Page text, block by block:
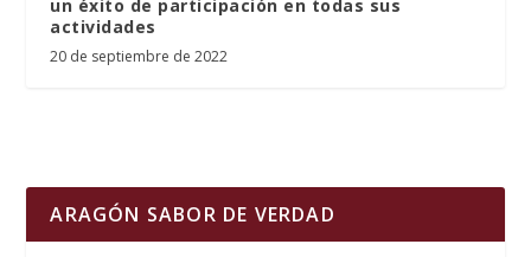
un éxito de participación en todas sus
actividades
20 de septiembre de 2022
ARAGÓN SABOR DE VERDAD